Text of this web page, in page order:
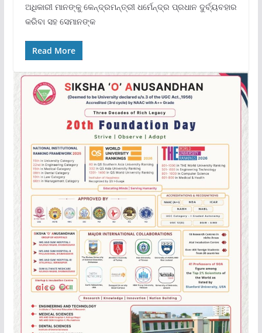
ଅଧିକାରୀ ମାନଙ୍କୁ କେନ୍ଦ୍ରମନ୍ତ୍ରୀ ଧର୍ମେନ୍ଦ୍ର ପ୍ରଧାନ ଦୁର୍ବ୍ୟବହାର
କରିବା ସହ ସେମାନଙ୍କ
Read More